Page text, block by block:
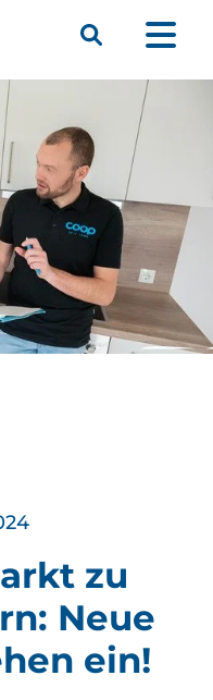
Menü
Suche
zu
Neue
ein!